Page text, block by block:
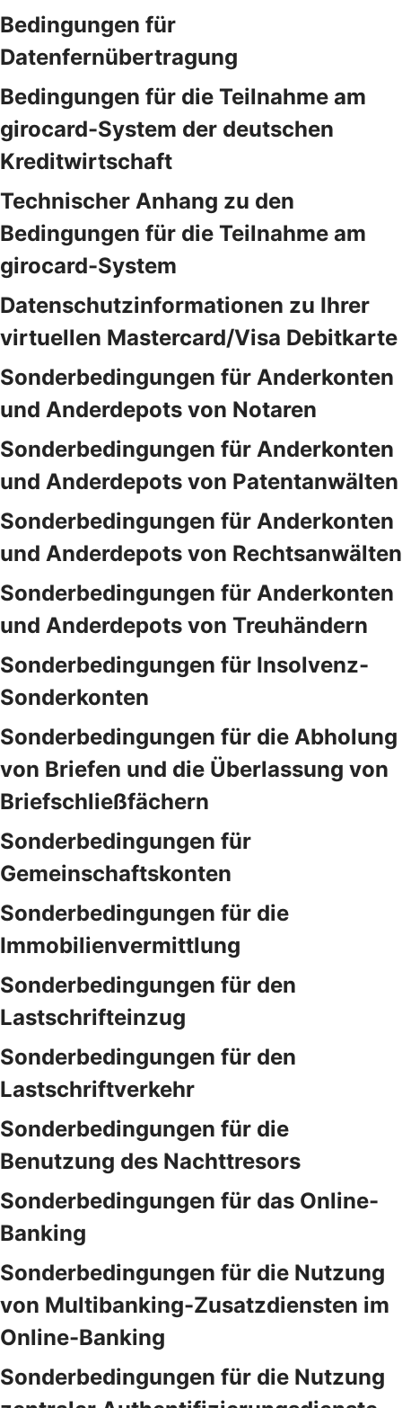
Bedingungen für
Datenfernübertragung
Bedingungen für die Teilnahme am
girocard-System der deutschen
Kreditwirtschaft
Technischer Anhang zu den
Bedingungen für die Teilnahme am
girocard-System
Datenschutzinformationen zu Ihrer
virtuellen Mastercard/Visa Debitkarte
Sonderbedingungen für Anderkonten
und Anderdepots von Notaren
Sonderbedingungen für Anderkonten
und Anderdepots von Patentanwälten
Sonderbedingungen für Anderkonten
und Anderdepots von Rechtsanwälten
Sonderbedingungen für Anderkonten
und Anderdepots von Treuhändern
Sonderbedingungen für Insolvenz-
Sonderkonten
Sonderbedingungen für die Abholung
von Briefen und die Überlassung von
Briefschließfächern
Sonderbedingungen für
Gemeinschaftskonten
Sonderbedingungen für die
Immobilienvermittlung
Sonderbedingungen für den
Lastschrifteinzug
Sonderbedingungen für den
Lastschriftverkehr
Sonderbedingungen für die
Benutzung des Nachttresors
Sonderbedingungen für das Online-
Banking
Sonderbedingungen für die Nutzung
von Multibanking-Zusatzdiensten im
Online-Banking
Sonderbedingungen für die Nutzung